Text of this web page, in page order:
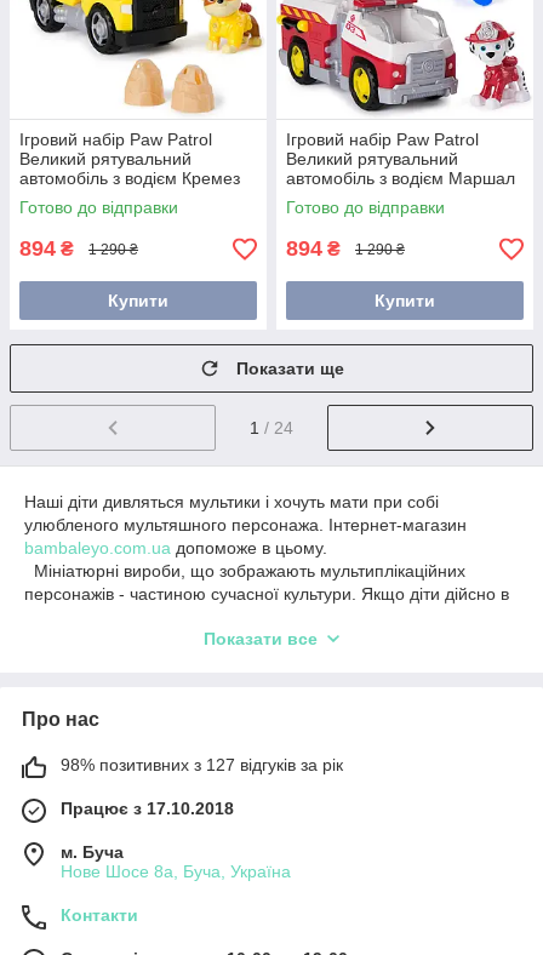
Ігровий набір Paw Patrol
Великий рятувальний
автомобіль з водієм Кремез
(Пожежна рятувальна місія)
(SM97236/6072662)
Готово до відправки
894 ₴ 1 290 ₴
Купити
Ігровий набір Paw Patrol
Великий рятувальний
автомобіль з водієм Маршал
(Пожежна рятувальна місія)
(SM97236/6072660)
Готово до відправки
894 ₴ 1 290 ₴
Купити
Показати ще
1 / 24
Наші діти дивляться мультики і хочуть мати при собі
улюбленого мультяшного персонажа. Інтернет-магазин
bambaleyo.com.ua допоможе в цьому.
Мініатюрні вироби, що зображають мультиплікаційних
персонажів - частиною сучасної культури. Якщо діти дійсно в
особливих колекційних персонажів зі світу мультфільмів.
персонажа або лиходія з популярного мультфільму,
адже моделі можуть бути не тільки як іграшки, а також
зробить затишним і прикрасить інтер'єр будинку.
Моделі серії «Супергерої», «PAW Patrol - Щенячий
патруль», «Мститители» - Залізна людина, Людина павук,
Тор, Халк, капітан Америка і багато інших доступні на
нашому сайті. Всі моделі, представлені на нашому сайті, є
унікальними і відрізняються якістю деталей.
то Вам просто необхідно придбати відповідні фігурки. Ціни на
Показати все
Про нас
98% позитивних з 127 відгуків за рік
Працює з 17.10.2018
м. Буча
Нове Шосе 8а, Буча, Україна
Контакти